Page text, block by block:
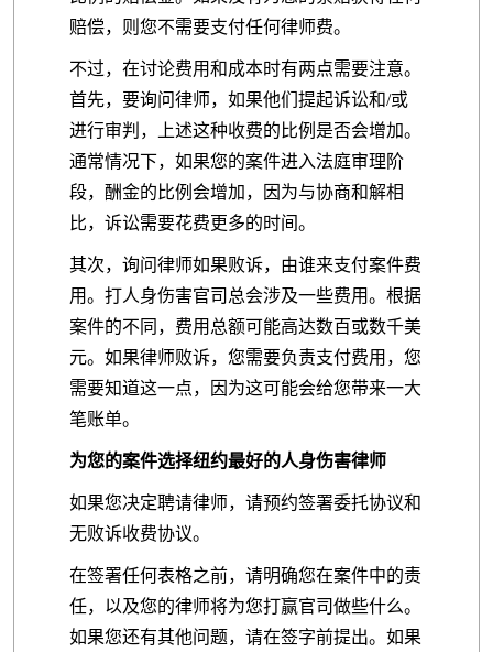
赔偿，则您不需要支付任何律师费。
不过，在讨论费用和成本时有两点需要注意。
首先，要询问律师，如果他们提起诉讼和/或
进行审判，上述这种收费的比例是否会增加。
通常情况下，如果您的案件进入法庭审理阶
段，酬金的比例会增加，因为与协商和解相
比，诉讼需要花费更多的时间。
其次，询问律师如果败诉，由谁来支付案件费
用。打人身伤害官司总会涉及一些费用。根据
案件的不同，费用总额可能高达数百或数千美
元。如果律师败诉，您需要负责支付费用，您
需要知道这一点，因为这可能会给您带来一大
笔账单。
为您的案件选择纽约最好的人身伤害律师
如果您决定聘请律师，请预约签署委托协议和
无败诉收费协议。
在签署任何表格之前，请明确您在案件中的责
任，以及您的律师将为您打赢官司做些什么。
如果您还有其他问题，请在签字前提出。如果